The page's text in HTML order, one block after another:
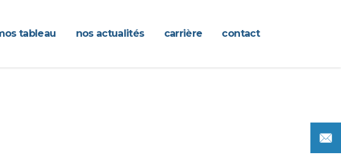
tableau nos actualités carrière contact